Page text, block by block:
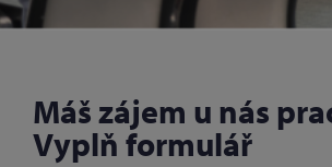
Máš zájem u nás
Vyplň formulář